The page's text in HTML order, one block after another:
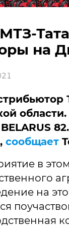
на
сообщает
в
на